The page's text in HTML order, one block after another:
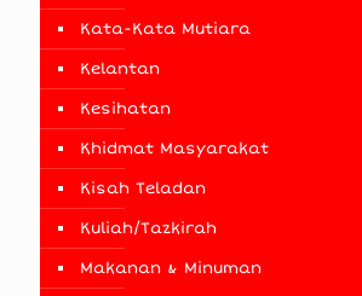
Kata-Kata Mutiara
Kelantan
Kesihatan
Khidmat Masyarakat
Kisah Teladan
Kuliah/Tazkirah
Makanan & Minuman